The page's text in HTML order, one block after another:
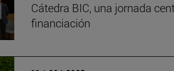
Cátedra BIC, una jornada
financiación